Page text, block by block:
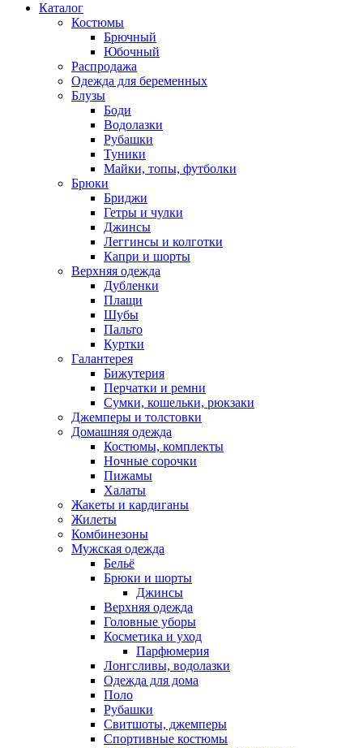
Каталог
Костюмы
Брючный
Юбочный
Распродажа
Одежда для беременных
Блузы
Боди
Водолазки
Рубашки
Туники
Майки, топы, футболки
Брюки
Бриджи
Гетры и чулки
Джинсы
Леггинсы и колготки
Капри и шорты
Верхняя одежда
Дубленки
Плащи
Шубы
Пальто
Куртки
Галантерея
Бижутерия
Перчатки и ремни
Сумки, кошельки, рюкзаки
Джемперы и толстовки
Домашняя одежда
Костюмы, комплекты
Ночные сорочки
Пижамы
Халаты
Жакеты и кардиганы
Жилеты
Комбинезоны
Мужская одежда
Бельё
Брюки и шорты
Джинсы
Верхняя одежда
Головные уборы
Косметика и уход
Парфюмерия
Лонгсливы, водолазки
Одежда для дома
Поло
Рубашки
Свитшоты, джемперы
Спортивные костюмы